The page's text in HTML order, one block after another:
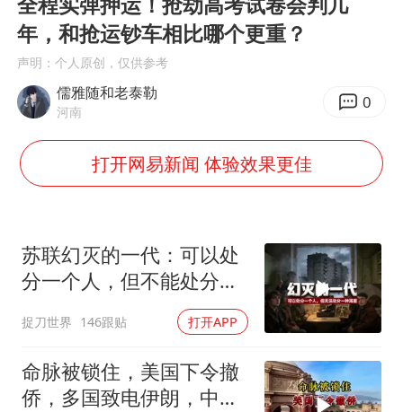
胡彦斌韩磊 谁帮谁
胡彦斌获《歌手2026》歌王
百花奖开幕式
夯实基础开新局
年，和抢运钞车相比哪个更重？
声明：个人原创，仅供参考
儒雅随和老泰勒
河南 0
打开网易新闻 体验效果更佳
苏联幻灭的一代：可以处
分一个人，但不能处分一
捉刀世界 146跟贴 打开APP
命脉被锁住，美国下令撤
侨，多国致电伊朗，中国